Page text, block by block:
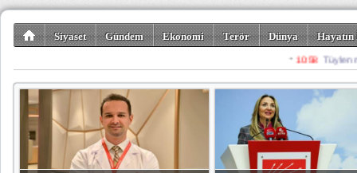
Siyaset Gündem Ekonomi Terör Dünya
Spor Misafir